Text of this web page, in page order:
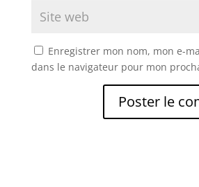
Enregistrer mon nom, mon e-
dans le navigateur pour mon